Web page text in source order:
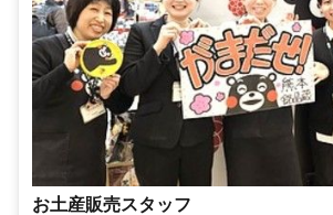
お土産販売スタッフ